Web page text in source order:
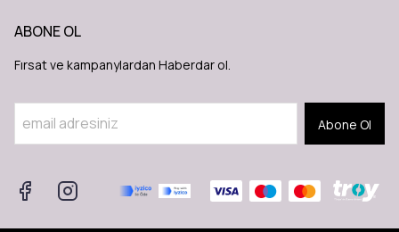
ABONE OL
Fırsat ve kampanylardan Haberdar ol.
Abone Ol